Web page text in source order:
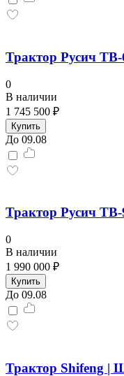
Трактор Русич
0
В наличии
1 745 500 ₽
Купить
До 09.08
Трактор Русич
0
В наличии
1 990 000 ₽
Купить
До 09.08
Трактор Shifeng |